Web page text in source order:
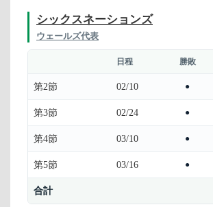
シックスネーションズ
ウェールズ代表
日程 勝敗
第2節 02/10 ●
第3節 02/24 ●
第4節 03/10 ●
第5節 03/16 ●
合計